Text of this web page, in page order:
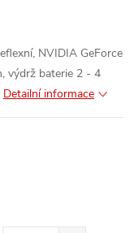
NVIDIA GeForce
výdrž baterie 2 - 4
Detailní informace